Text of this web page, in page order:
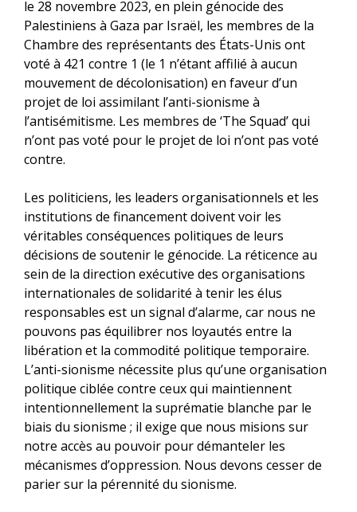
le 28 novembre 2023, en plein génocide des
Palestiniens à Gaza par Israël, les membres de la
Chambre des représentants des États-Unis ont
voté à 421 contre 1 (le 1 n’étant affilié à aucun
mouvement de décolonisation) en faveur d’un
projet de loi assimilant l’anti-sionisme à
l’antisémitisme. Les membres de ‘The Squad’ qui
n’ont pas voté pour le projet de loi n’ont pas voté
contre.
Les politiciens, les leaders organisationnels et les
institutions de financement doivent voir les
véritables conséquences politiques de leurs
décisions de soutenir le génocide. La réticence au
sein de la direction exécutive des organisations
internationales de solidarité à tenir les élus
responsables est un signal d’alarme, car nous ne
pouvons pas équilibrer nos loyautés entre la
libération et la commodité politique temporaire.
L’anti-sionisme nécessite plus qu’une organisation
politique ciblée contre ceux qui maintiennent
intentionnellement la suprématie blanche par le
biais du sionisme ; il exige que nous misions sur
notre accès au pouvoir pour démanteler les
mécanismes d’oppression. Nous devons cesser de
parier sur la pérennité du sionisme.